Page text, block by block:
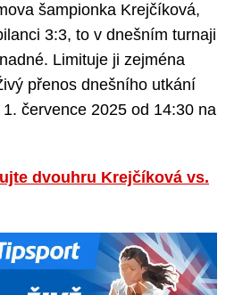
šampionka Krejčíková,
3:3, to v dnešním turnaji
Limituje ji zejména
přenos dnešního utkání
července 2025 od 14:30 na
dvouhru Krejčíková vs.